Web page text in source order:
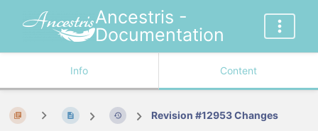
Ancestris -
Documentation
Info Content
Revision #12953 Changes